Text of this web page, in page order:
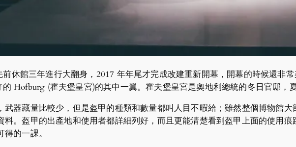
休館三年進行大翻身，2017 年年尾才完成改建重新開幕，開幕的時候還非
Hofburg (霍夫堡皇宮)的其中一翼。霍夫堡皇宮是奧地利總統的冬日官邸，
武器藏量比較少，但是盔甲的種類和數量都叫人目不暇給；雖然整個博物館
料。盔甲的出產地和使用者都詳細列好，而且更能清楚看到盔甲上面的使用
的一課。